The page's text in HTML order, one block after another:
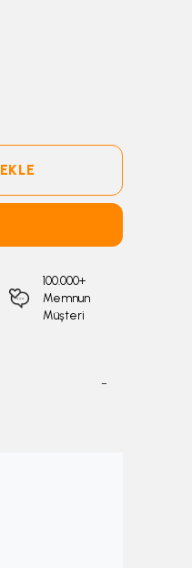
100.000+
Memnun
Müşteri